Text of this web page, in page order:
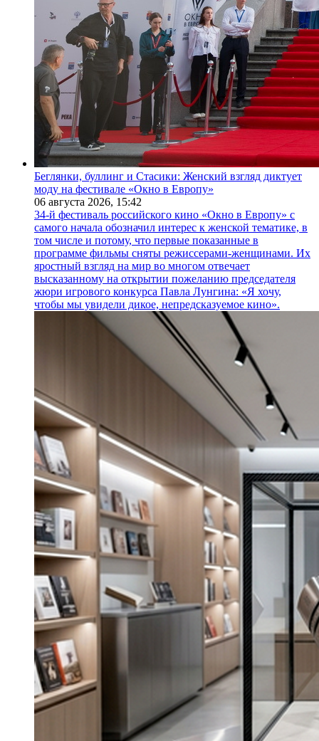
Беглянки, буллинг и Стасики: Женский взгляд диктует
моду на фестивале «Окно в Европу»
06 августа 2026, 15:42
34-й фестиваль российского кино «Окно в Европу» с
самого начала обозначил интерес к женской тематике, в
том числе и потому, что первые показанные в
программе фильмы сняты режиссерами-женщинами. Их
яростный взгляд на мир во многом отвечает
высказанному на открытии пожеланию председателя
жюри игрового конкурса Павла Лунгина: «Я хочу,
чтобы мы увидели дикое, непредсказуемое кино».